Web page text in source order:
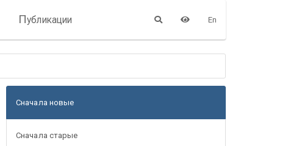
Публикации En
Сначала новые
Сначала старые